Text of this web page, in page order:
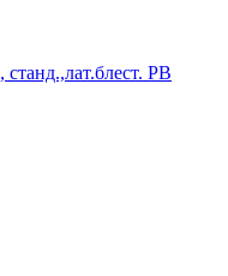
PB